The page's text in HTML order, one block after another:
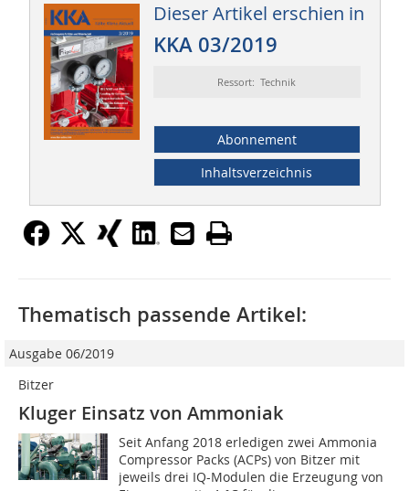
Dieser Artikel erschien in
KKA 03/2019
Ressort: Technik
Abonnement
Inhaltsverzeichnis
Thematisch passende Artikel:
Ausgabe 06/2019
Bitzer
Kluger Einsatz von Ammoniak
Seit Anfang 2018 erledigen zwei Ammonia
Compressor Packs (ACPs) von Bitzer mit
jeweils drei IQ-Modulen die Erzeugung von